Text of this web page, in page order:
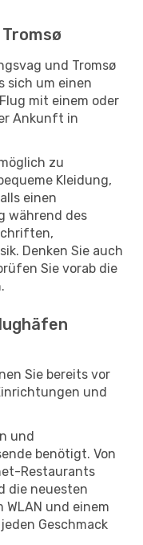
und Tromsø
sich um einen
mit einem oder
Ankunft in
zu
Kleidung,
einen
während des
Denken Sie auch
Sie vorab die
Sie bereits vor
und
und
benötigt. Von
Restaurants
die neuesten
und einem
Geschmack